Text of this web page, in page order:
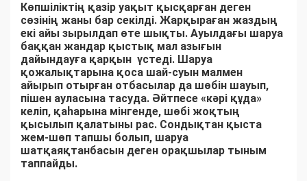
Көпшіліктің қазір уақыт қысқарған деген
сөзінің жаны бар секілді. Жарқыраған жаздың
екі айы зырылдап өте шықты. Ауылдағы шаруа
баққан жандар қыстық мал азығын
дайындауға қарқын үстеді. Шаруа
қожалықтарына қоса шай-суын малмен
айырып отырған отбасылар да шөбін шауып,
пішен ауласына тасуда. Әйтпесе «кәрі құда»
келіп, қаһарына мінгенде, шөбі жоқтың
қысылып қалатыны рас. Сондықтан қыста
жем-шөп тапшы болып, шаруа
шатқаяқтанбасын деген орақшылар тыным
таппайды.